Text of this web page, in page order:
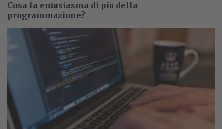
Cosa la entusiasma di più della
programmazione?